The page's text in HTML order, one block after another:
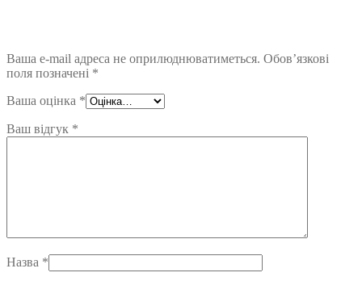
Ваша e-mail адреса не оприлюднюватиметься. Обов’язкові
поля позначені *
Ваша оцінка *
Ваш відгук *
Назва *